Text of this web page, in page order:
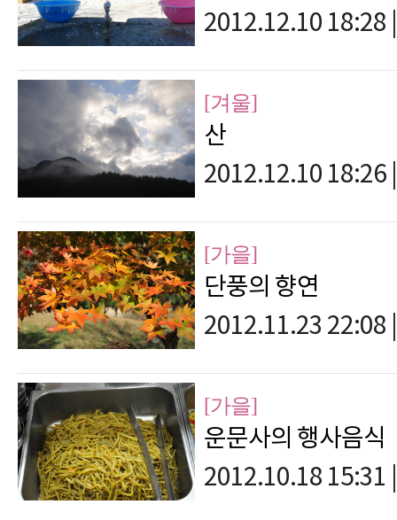
2012.12.10 18:28
[겨울]
산
2012.12.10 18:26
[가을]
단풍의 향연
2012.11.23 22:08
[가을]
운문사의 행사음식
2012.10.18 15:31